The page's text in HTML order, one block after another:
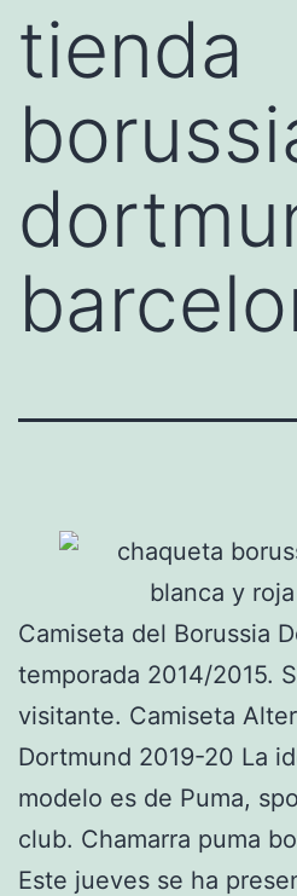
tienda
Camiseta del Borussia
temporada 2014/2015.
visitante. Camiseta
Dortmund 2019-20 La
modelo es de Puma,
club. Chamarra puma
Este jueves se ha